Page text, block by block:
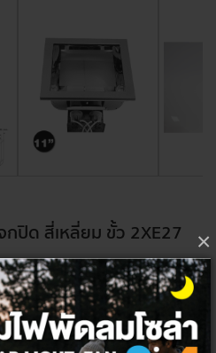
×
กปิด สี่เหลี่ยม ขั้ว 2XE27